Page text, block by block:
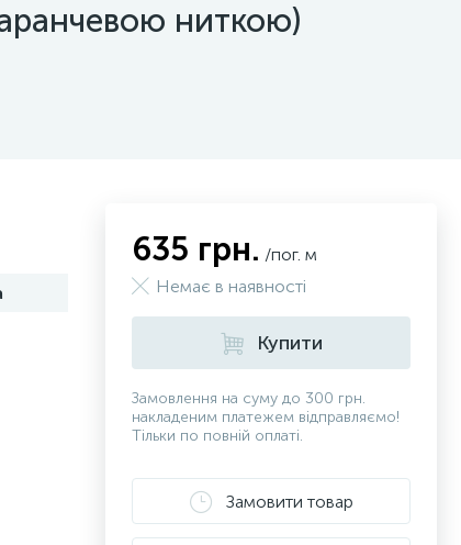
ниткою)
635 грн. /пог. м
Немає в наявності
Купити
Замовлення на суму до 300 грн.
накладеним платежем відправляємо!
Тільки по повній оплаті.
Замовити товар